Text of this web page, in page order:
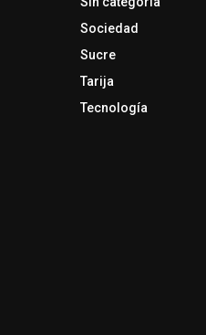
Sociedad
Sucre
Tarija
Tecnología